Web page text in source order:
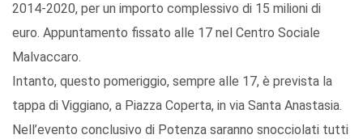
2014-2020, per un importo complessivo di 15 milioni di
euro. Appuntamento fissato alle 17 nel Centro Sociale
Malvaccaro.
Intanto, questo pomeriggio, sempre alle 17, è prevista la
tappa di Viggiano, a Piazza Coperta, in via Santa Anastasia.
Nell’evento conclusivo di Potenza saranno snocciolati tutti